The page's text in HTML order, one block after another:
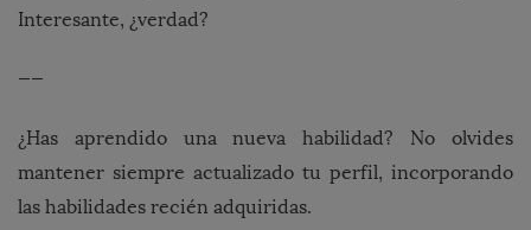
Interesante, ¿verdad?
——
¿Has aprendido una nueva habilidad? No olvides
mantener siempre actualizado tu perfil, incorporando
las habilidades recién adquiridas.